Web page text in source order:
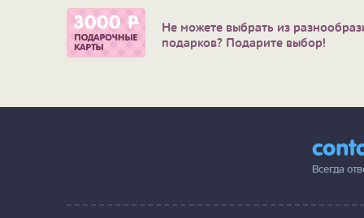
Не можете выбрать из
подарков? Подарите выбор!
Всегда